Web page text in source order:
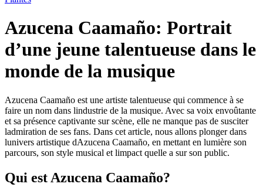
Azucena Caamaño: Portrait
d’une jeune talentueuse dans le
monde de la musique
Azucena Caamaño est une artiste talentueuse qui commence à se
faire un nom dans lindustrie de la musique. Avec sa voix envoûtante
et sa présence captivante sur scène, elle ne manque pas de susciter
ladmiration de ses fans. Dans cet article, nous allons plonger dans
lunivers artistique dAzucena Caamaño, en mettant en lumière son
parcours, son style musical et limpact quelle a sur son public.
Qui est Azucena Caamaño?